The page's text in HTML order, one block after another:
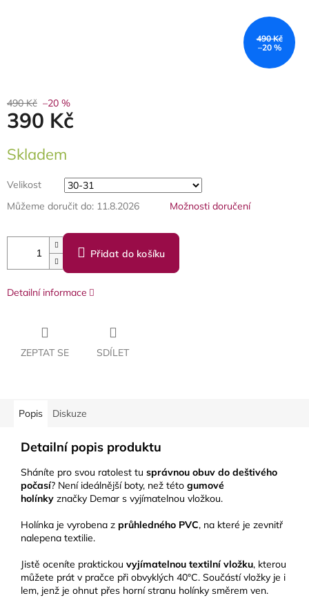
490 Kč
–20 %
490 Kč –20 %
390 Kč
cena:
Skladem
Velikost
Můžeme doručit do: 11.8.2026 Možnosti doručení
Přidat do košíku
Detailní informace
ZEPTAT SE SDÍLET
Popis Diskuze
Detailní popis produktu
Sháníte pro svou ratolest tu správnou obuv do deštivého
počasí? Není ideálnější boty, než této gumové
holínky značky Demar s vyjímatelnou vložkou.
Holínka je vyrobena z průhledného PVC, na které je zevnitř
nalepena textilie.
Jistě oceníte praktickou vyjímatelnou textilní vložku, kterou
můžete prát v pračce při obvyklých 40°C. Součástí vložky je i
lem, jenž je ohnut přes horní stranu holínky směrem ven.